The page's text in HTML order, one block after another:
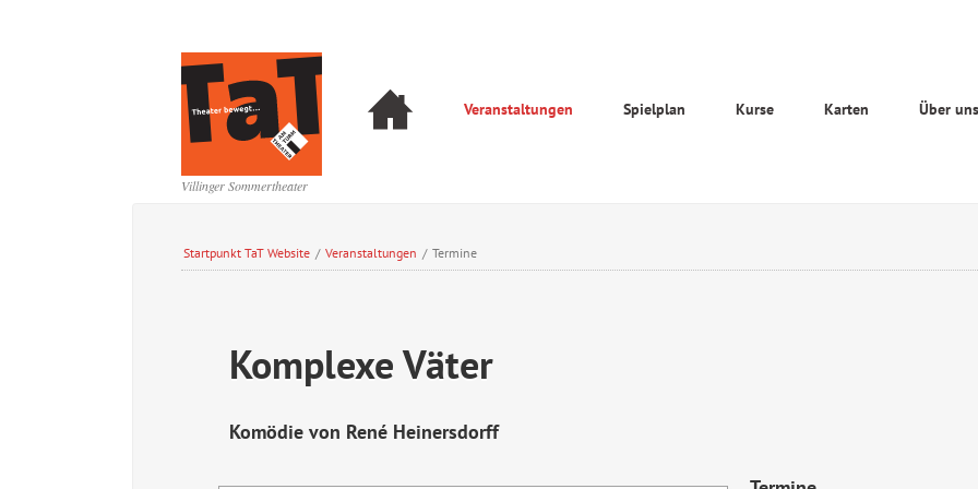
Villinger Sommertheater
Navigation
überspringen
Veranstaltungen Spielplan Kurse Karten Über uns
Startpunkt TaT Website / Veranstaltungen / Termine
Komplexe Väter
Komödie von René Heinersdorff